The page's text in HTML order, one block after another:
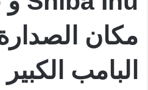
مكان
البامب